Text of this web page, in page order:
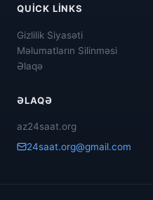
QUICK LINKS
Gizlilik Siyasəti
Məlumatların Silinməsi
Əlaqə
ƏLAQƏ
az24saat.org
24saat.org@gmail.com